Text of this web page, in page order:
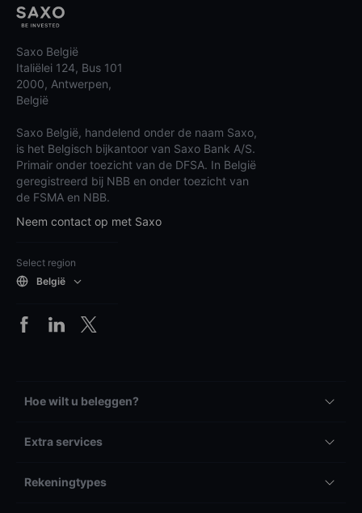
Saxo België
Italiëlei 124, Bus 101
2000, Antwerpen,
België
Saxo België, handelend onder de naam Saxo,
is het Belgisch bijkantoor van Saxo Bank A/S.
Primair onder toezicht van de DFSA. In België
geregistreerd bij NBB en onder toezicht van
de FSMA en NBB.
Neem contact op met Saxo
Select region
België
Hoe wilt u beleggen?
Extra services
Rekeningtypes